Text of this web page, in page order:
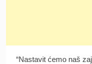
“Nastavit ćemo naš